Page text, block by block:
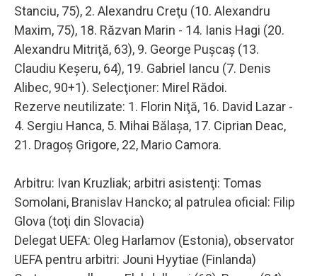
Stanciu, 75), 2. Alexandru Creţu (10. Alexandru
Maxim, 75), 18. Răzvan Marin - 14. Ianis Hagi (20.
Alexandru Mitriţă, 63), 9. George Puşcaş (13.
Claudiu Keşeru, 64), 19. Gabriel Iancu (7. Denis
Alibec, 90+1). Selecţioner: Mirel Rădoi.
Rezerve neutilizate: 1. Florin Niţă, 16. David Lazar -
4. Sergiu Hanca, 5. Mihai Bălaşa, 17. Ciprian Deac,
21. Dragoş Grigore, 22, Mario Camora.
Arbitru: Ivan Kruzliak; arbitri asistenţi: Tomas
Somolani, Branislav Hancko; al patrulea oficial: Filip
Glova (toţi din Slovacia)
Delegat UEFA: Oleg Harlamov (Estonia), observator
UEFA pentru arbitri: Jouni Hyytiae (Finlanda)